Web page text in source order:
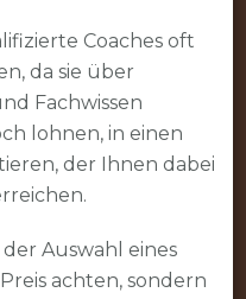
Coaches oft
da sie über
Fachwissen
lohnen, in einen
der Ihnen dabei
Auswahl eines
achten, sondern